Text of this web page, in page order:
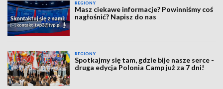
REGIONY
Masz ciekawe informacje? Powinniśmy coś
nagłośnić? Napisz do nas
REGIONY
Spotkajmy się tam, gdzie bije nasze serce -
druga edycja Polonia Camp już za 7 dni!